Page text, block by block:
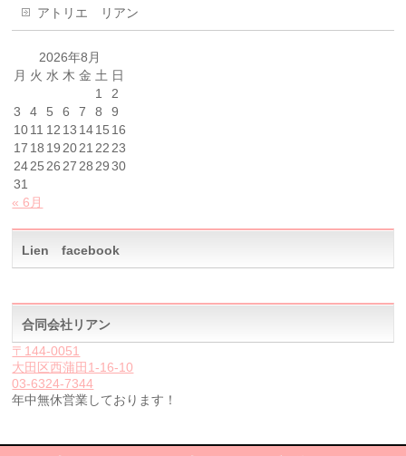
アトリエ リアン
2026年8月
月 火 水 木 金 土 日
1
2
3
4 5 6 7 8
9
1011 12 13 1415 16
17 18 19 2021 22 23
2425 26 27 28 29 30
31
« 6月
Lien facebook
合同会社リアン
〒144-0051
大田区西蒲田1-16-10
03-6324-7344
年中無休営業しております！